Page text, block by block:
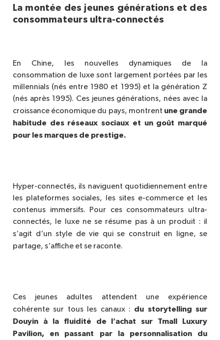
La montée des jeunes générations et des
consommateurs ultra-connectés
En Chine, les nouvelles dynamiques de la
consommation de luxe sont largement portées par les
millennials (nés entre 1980 et 1995) et la génération Z
(nés après 1995). Ces jeunes générations, nées avec la
croissance économique du pays, montrent une grande
habitude des réseaux sociaux et un goût marqué
pour les marques de prestige.
Hyper-connectés, ils naviguent quotidiennement entre
les plateformes sociales, les sites e-commerce et les
contenus immersifs. Pour ces consommateurs ultra-
connectés, le luxe ne se résume pas à un produit : il
s’agit d’un style de vie qui se construit en ligne, se
partage, s’affiche et se raconte.
Ces jeunes adultes attendent une expérience
cohérente sur tous les canaux : du storytelling sur
Douyin à la fluidité de l ’achat sur Tmall Luxury
Pavilion, en passant par la personnalisation du